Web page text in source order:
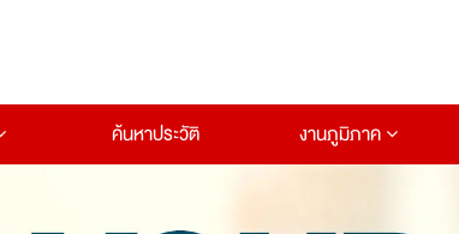
ค้นหาประวัติ งานภูมิภาค